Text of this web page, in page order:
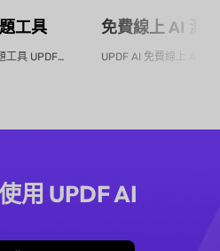
工具
UPDF AI 免費線上 AI 數學解題工具 UPDF AI數學解題工具是您...
免費線上 AI 測
用 UPDF AI